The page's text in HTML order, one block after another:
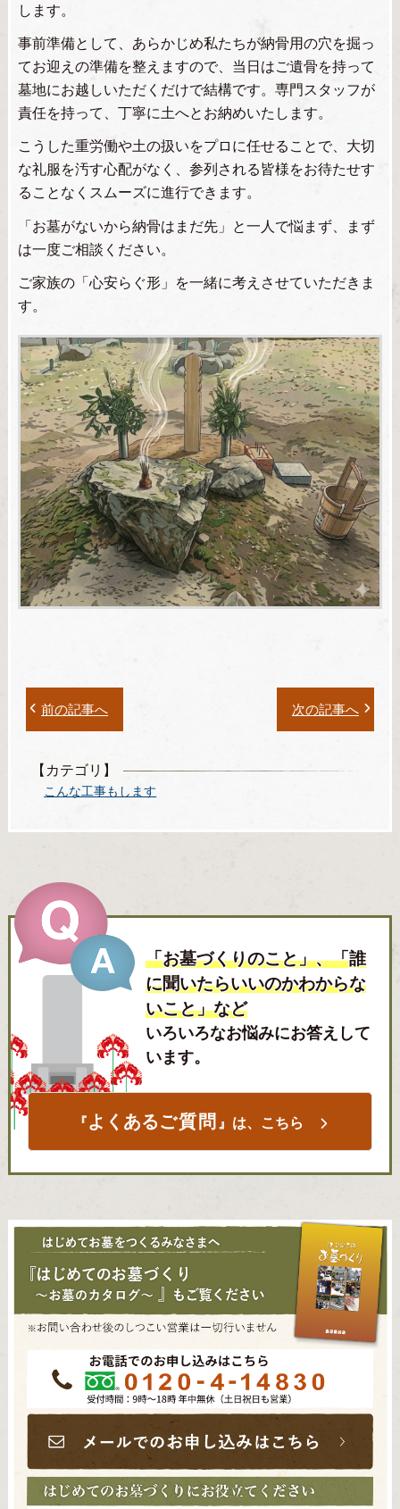
します。
​​事前準備として、あらかじめ私たちが納骨用の穴を掘っ
てお迎えの準備を整えますので、当日はご遺骨を持って
墓地にお越しいただくだけで結構です。専門スタッフが
責任を持って、丁寧に土へとお納めいたします。
​こうした重労働や土の扱いをプロに任せることで、大切
な礼服を汚す心配がなく、参列される皆様をお待たせす
ることなくスムーズに進行できます。
「お墓がないから納骨はまだ先」と一人で悩まず、まず
は一度ご相談ください。
ご家族の「心安らぐ形」を一緒に考えさせていただきま
す。
次の記事へ
前の記事へ
【カテゴリ】
こんな工事もします
「お墓づくりのこと」、「誰
に聞いたらいいのかわからな
いこと」など
いろいろなお悩みにお答えして
います。
『よくあるご質問 』は、こちら